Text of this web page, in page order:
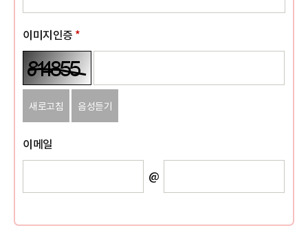
이미지인증 *
새로고침 음성듣기
이메일
@